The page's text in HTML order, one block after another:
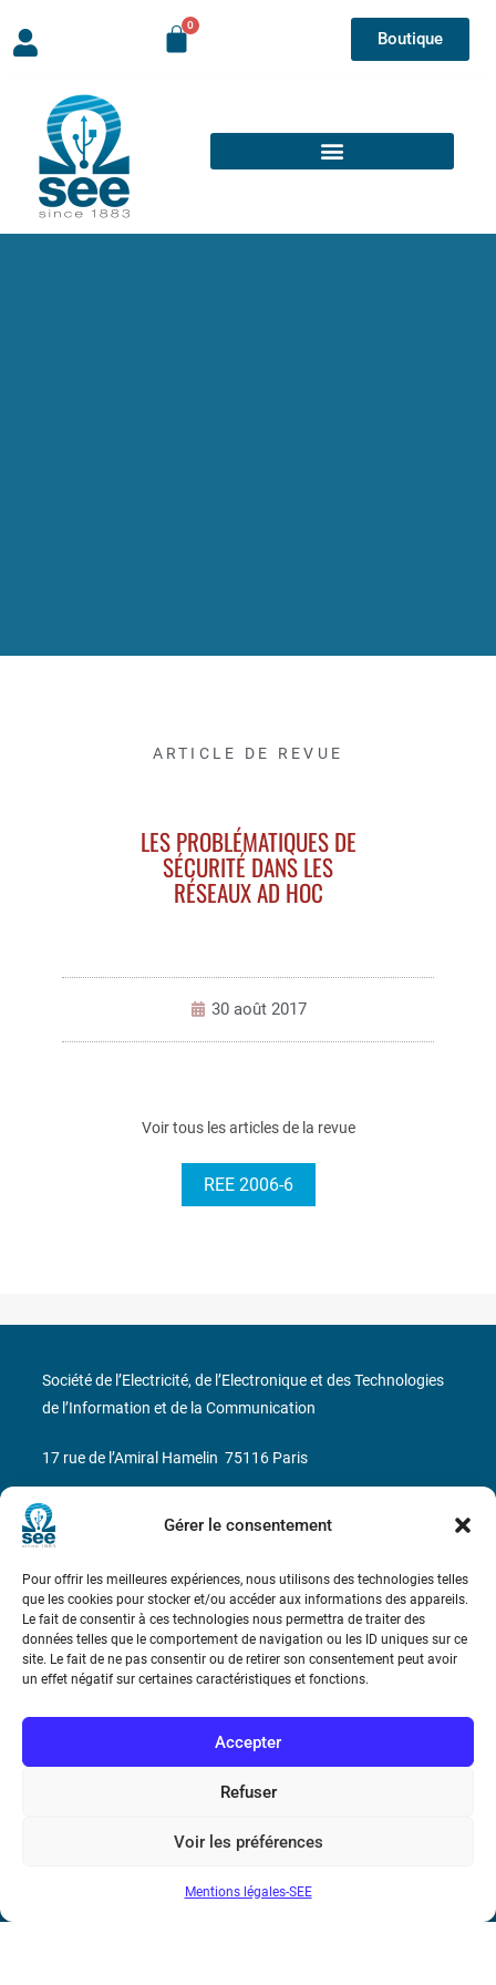
Gérer le consentement
Pour offrir les meilleures expériences, nous utilisons des technologies telles
que les cookies pour stocker et/ou accéder aux informations des appareils.
Le fait de consentir à ces technologies nous permettra de traiter des
données telles que le comportement de navigation ou les ID uniques sur ce
site. Le fait de ne pas consentir ou de retirer son consentement peut avoir
un effet négatif sur certaines caractéristiques et fonctions.
Accepter
Refuser
Voir les préférences
Mentions légales-SEE
Boutique
ARTICLE DE REVUE
LES PROBLÉMATIQUES DE
SÉCURITÉ DANS LES
RÉSEAUX AD HOC
30 août 2017
Voir tous les articles de la revue
REE 2006-6
Bicentenaire des découvertes d’André-
Conditions Générales de Vente
Mentions légales
Société de l’Electricité, de l’Electronique et des Technologies
de l’Information et de la Communication
17 rue de l’Amiral Hamelin 75116 Paris
Métro : « Boissière » Ligne 6 et « Iéna » Ligne 9
N° de SIREN : 785 393 232, Code APE : 9412Z TVA intra-
communautaire : FR44 785 393 232